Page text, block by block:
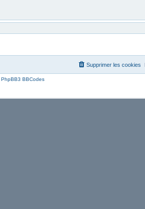
Supprimer les cookies
PhpBB3 BBCodes